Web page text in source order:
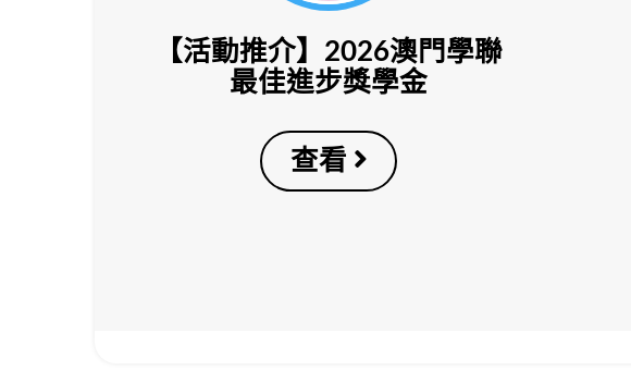
【活動推介】2026澳門學聯
最佳進步獎學金
查看